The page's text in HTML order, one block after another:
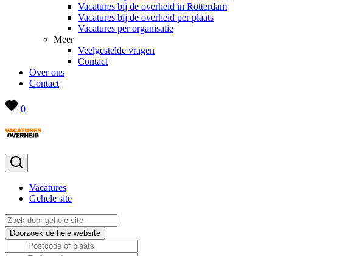
Vacatures bij de overheid in Rotterdam
Vacatures bij de overheid per plaats
Vacatures per organisatie
Meer
Veelgestelde vragen
Contact
Over ons
Contact
0
Vacatures
Gehele site